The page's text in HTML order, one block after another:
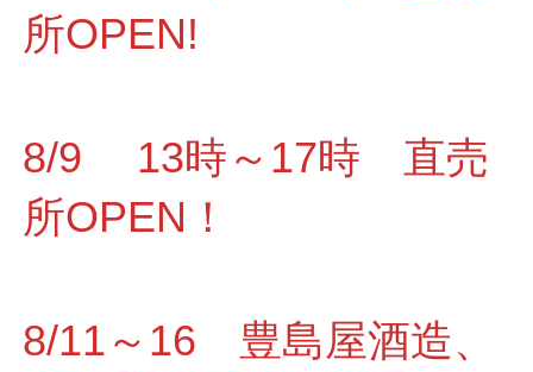
所OPEN!
8/9 13時～17時 直売
所OPEN！
8/11～16 豊島屋酒造、